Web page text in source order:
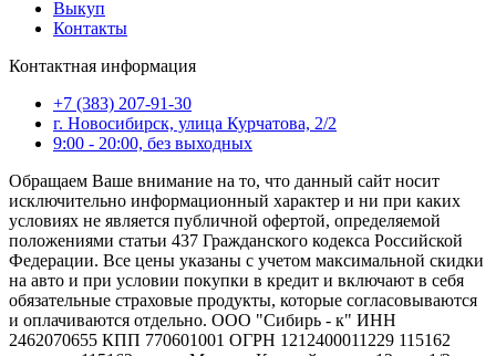
Выкуп
Контакты
Контактная информация
+7 (383) 207-91-30
г. Новосибирск, улица Курчатова, 2/2
9:00 - 20:00, без выходных
Обращаем Ваше внимание на то, что данный сайт носит
исключительно информационный характер и ни при каких
условиях не является публичной офертой, определяемой
положениями статьи 437 Гражданского кодекса Российской
Федерации. Все цены указаны с учетом максимальной скидки
на авто и при условии покупки в кредит и включают в себя
обязательные страховые продукты, которые согласовываются
и оплачиваются отдельно. ООО "Сибирь - к" ИНН
2462070655 КПП 770601001 ОГРН 1212400011229 115162